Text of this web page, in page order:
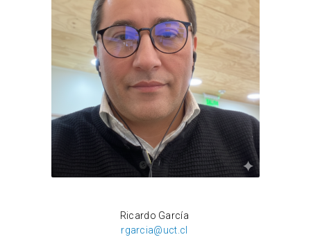
Ricardo García
rgarcia@uct.cl